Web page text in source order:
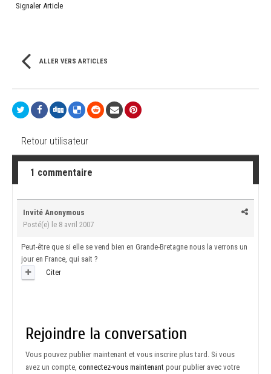
Signaler Article
ALLER VERS ARTICLES
Retour utilisateur
1 commentaire
Invité Anonymous
Posté(e) le 8 avril 2007
Peut-être que si elle se vend bien en Grande-Bretagne nous la verrons un
jour en France, qui sait ?
Citer
Rejoindre la conversation
Vous pouvez publier maintenant et vous inscrire plus tard. Si vous
avez un compte, connectez-vous maintenant pour publier avec votre